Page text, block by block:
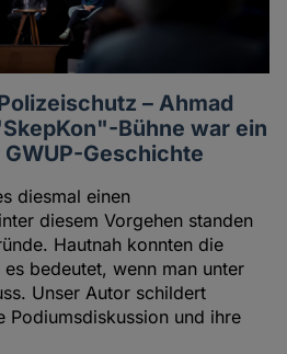
– Ahmad
Bühne war ein
Geschichte
diesmal einen
diesem Vorgehen standen
Hautnah konnten die
bedeutet, wenn man unter
Unser Autor schildert
Podiumsdiskussion und ihre